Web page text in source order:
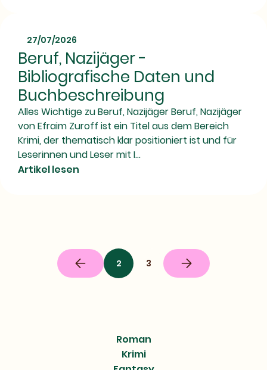
27/07/2026
Beruf, Nazijäger -
Bibliografische Daten und
Buchbeschreibung
Alles Wichtige zu Beruf, Nazijäger Beruf, Nazijäger
von Efraim Zuroff ist ein Titel aus dem Bereich
Krimi, der thematisch klar positioniert ist und für
Leserinnen und Leser mit I...
Artikel lesen
Vorherige
Seite
2 3
Nächste
Seite
Roman
Krimi